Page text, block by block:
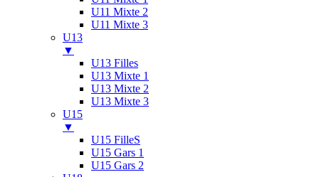
U11 Mixte 2
U11 Mixte 3
U13
▼
U13 Filles
U13 Mixte 1
U13 Mixte 2
U13 Mixte 3
U15
▼
U15 FilleS
U15 Gars 1
U15 Gars 2